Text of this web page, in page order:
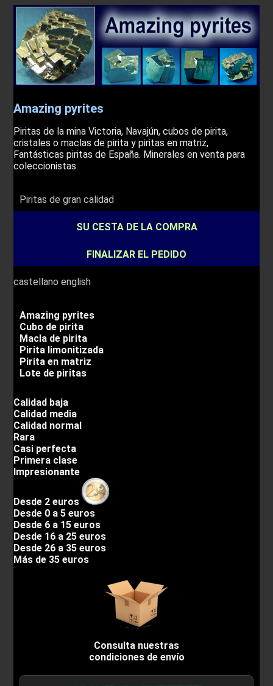
Amazing pyrites
Piritas de la mina Victoria, Navajún, cubos de pirita,
cristales o maclas de pirita y piritas en matriz,
Fantásticas piritas de España. Minerales en venta para
coleccionistas.
Piritas de gran calidad
SU CESTA DE LA COMPRA
FINALIZAR EL PEDIDO
castellano english
Amazing pyrites
Cubo de pirita
Macla de pirita
Pirita limonitizada
Pirita en matriz
Lote de piritas
Calidad baja
Calidad media
Calidad normal
Rara
Casi perfecta
Primera clase
Impresionante
Desde 2 euros
Desde 0 a 5 euros
Desde 6 a 15 euros
Desde 16 a 25 euros
Desde 26 a 35 euros
Más de 35 euros
Consulta nuestras
condiciones de envío